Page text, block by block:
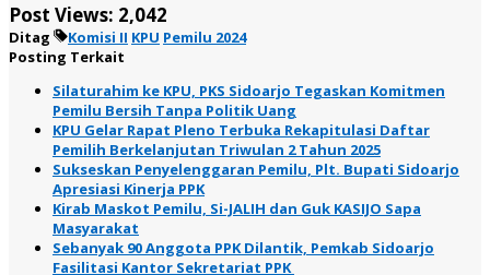
Post Views: 2,042
Ditag Komisi II KPU Pemilu 2024
Posting Terkait
Silaturahim ke KPU, PKS Sidoarjo Tegaskan Komitmen
Pemilu Bersih Tanpa Politik Uang
KPU Gelar Rapat Pleno Terbuka Rekapitulasi Daftar
Pemilih Berkelanjutan Triwulan 2 Tahun 2025
Sukseskan Penyelenggaran Pemilu, Plt. Bupati Sidoarjo
Apresiasi Kinerja PPK
Kirab Maskot Pemilu, Si-JALIH dan Guk KASIJO Sapa
Masyarakat
Sebanyak 90 Anggota PPK Dilantik, Pemkab Sidoarjo
Fasilitasi Kantor Sekretariat PPK